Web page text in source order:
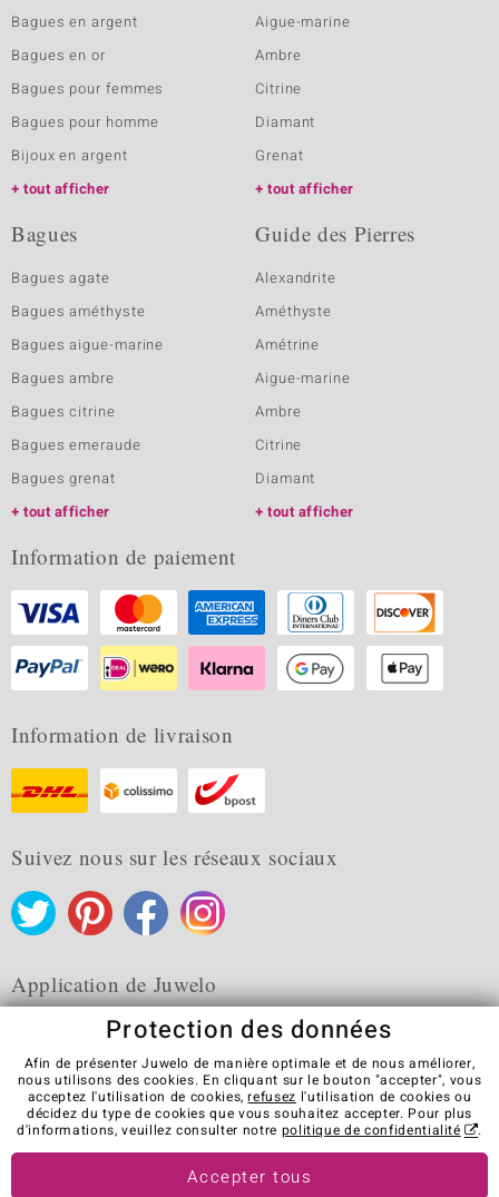
Bagues en argent
Bagues en or
Bagues pour femmes
Bagues pour homme
Bijoux en argent
tout afficher
Aigue-marine
Ambre
Citrine
Diamant
Grenat
tout afficher
Bagues
Bagues agate
Bagues améthyste
Bagues aigue-marine
Bagues ambre
Bagues citrine
Bagues emeraude
Bagues grenat
tout afficher
Guide des Pierres
Alexandrite
Améthyste
Amétrine
Aigue-marine
Ambre
Citrine
Diamant
tout afficher
Information de paiement
Information de livraison
Suivez nous sur les réseaux sociaux
Application de Juwelo
CGV Protection des données
Cookies
Mentions légales
Contact
Révocation du contrat
Visit our stores in other countries:
Protection des données
Afin de présenter Juwelo de manière optimale et de nous améliorer,
nous utilisons des cookies. En cliquant sur le bouton "accepter", vous
acceptez l'utilisation de cookies,refusez l'utilisation de cookies ou
décidez du type de cookies que vous souhaitez accepter. Pour plus
d'informations, veuillez consulter notre politique de confidentialité .
Accepter tous